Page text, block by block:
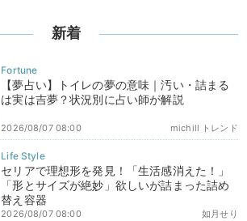
新着
【夢占い】トイレの夢の意味｜汚い・詰まる
は実は吉夢？状況別に占い師が解説
michill トレンド
2026/08/07 08:00
セリアで理想形を発見！「生活感消えた！」
「形とサイズが絶妙」欲しいが詰まった詰め
替え容器
如月せり
2026/08/07 08:00